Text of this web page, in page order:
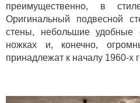
преимущественно, в
Оригинальный подвесной
стены, небольшие удобные
ножках и, конечно,
принадлежат к началу 1960-х